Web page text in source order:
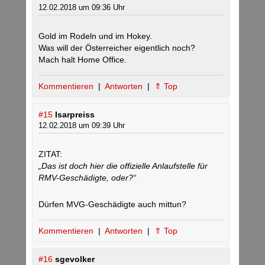
12.02.2018 um 09:36 Uhr
Gold im Rodeln und im Hokey.
Was will der Österreicher eigentlich noch?
Mach halt Home Office.
Kommentieren | Antworten | ⇑ Top
#15 Isarpreiss
12.02.2018 um 09:39 Uhr
ZITAT:
„Das ist doch hier die offizielle Anlaufstelle für
RMV-Geschädigte, oder?“
Dürfen MVG-Geschädigte auch mittun?
Kommentieren | Antworten | ⇑ Top
#16 sgevolker